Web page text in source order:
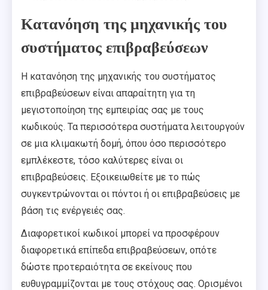
Κατανόηση της μηχανικής του
συστήματος επιβραβεύσεων
Η κατανόηση της μηχανικής του συστήματος
επιβραβεύσεων είναι απαραίτητη για τη
μεγιστοποίηση της εμπειρίας σας με τους
κωδικούς. Τα περισσότερα συστήματα λειτουργούν
σε μια κλιμακωτή δομή, όπου όσο περισσότερο
εμπλέκεστε, τόσο καλύτερες είναι οι
επιβραβεύσεις. Εξοικειωθείτε με το πώς
συγκεντρώνονται οι πόντοι ή οι επιβραβεύσεις με
βάση τις ενέργειές σας.
Διαφορετικοί κωδικοί μπορεί να προσφέρουν
διαφορετικά επίπεδα επιβραβεύσεων, οπότε
δώστε προτεραιότητα σε εκείνους που
ευθυγραμμίζονται με τους στόχους σας. Ορισμένοι